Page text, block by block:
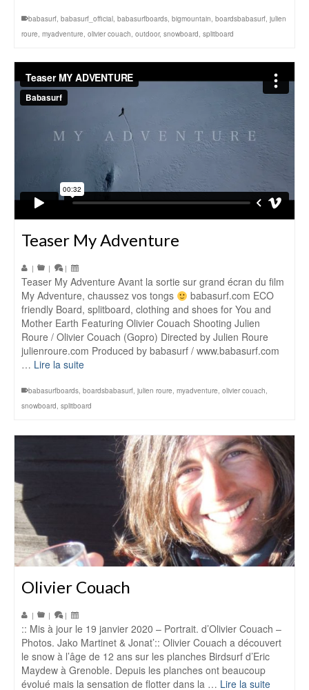
babasurf babasurf_official babasurfboards bigmountain boardsbabasurf julien
roure myadventure olivier couach outdoor, snowboard splitboard
Teaser My Adventure
| | |
Teaser My Adventure Avant la sortie sur grand écran du film
My Adventure, chaussez vos tongs
babasurf.com ECO
friendly Board, splitboard, clothing and shoes for You and
Mother Earth Featuring Olivier Couach Shooting Julien
Roure / Olivier Couach (Gopro) Directed by Julien Roure
julienroure.com Produced by babasurf / www.babasurf.com
… Lire la suite
babasurfboards, boardsbabasurf, julien roure, myadventure, olivier couach,
snowboard, splitboard
Olivier Couach
| | |
:: Mis à jour le 19 janvier 2020 – Portrait. d’Olivier Couach –
Photos. Jako Martinet & Jonat’:: Olivier Couach a découvert
le snow à l’âge de 12 ans sur les planches Birdsurf d’Eric
Maydew à Grenoble. Depuis les planches ont beaucoup
évolué mais la sensation de flotter dans la … Lire la suite